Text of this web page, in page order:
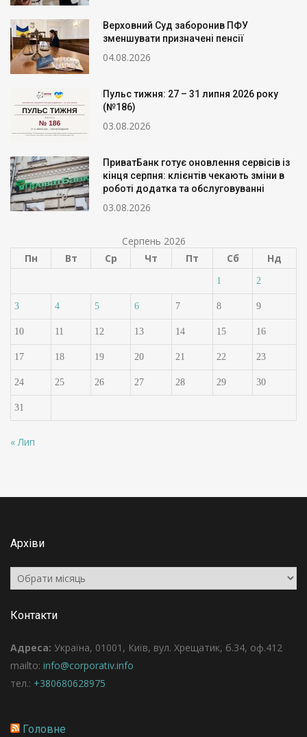
Верховний Суд заборонив ПФУ
зменшувати призначені пенсії
04.08.2026
Пульс тижня: 27 – 31 липня 2026 року
(№186)
03.08.2026
ПриватБанк готує оновлення сервісів із
кінця серпня: клієнтів чекають зміни в
роботі додатка та обслуговуванні
03.08.2026
Серпень 2026
Пн
Вт Ср Чт Пт Сб Нд
1 2
3 4 5 6 7 8 9
10 11 12 13 14 15 16
17 18 19 20 21 22 23
24 25 26 27 28 29 30
31
« Лип
Архіви
Архіви
Контакти
Адреса: Україна, 01001, Київ, вул. Хрещатик, б.34, оф.412
mailto: info@corporativ.info
тел.: +380680628975
Головне